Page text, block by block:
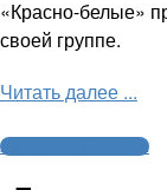
«Красно-белые»
своей группе.
Читать далее ...
Американский футбол